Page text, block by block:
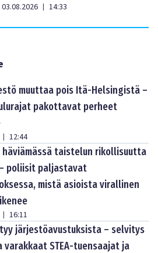
03.08.2026 | 14:33
muuttaa pois Itä-Helsingistä –
pakottavat perheet
| 12:44
häviämässä taistelun rikollisuutta
poliisit paljastavat
mistä asioista virallinen
| 16:11
järjestöavustuksista – selvitys
varakkaat STEA-tuensaajat ja